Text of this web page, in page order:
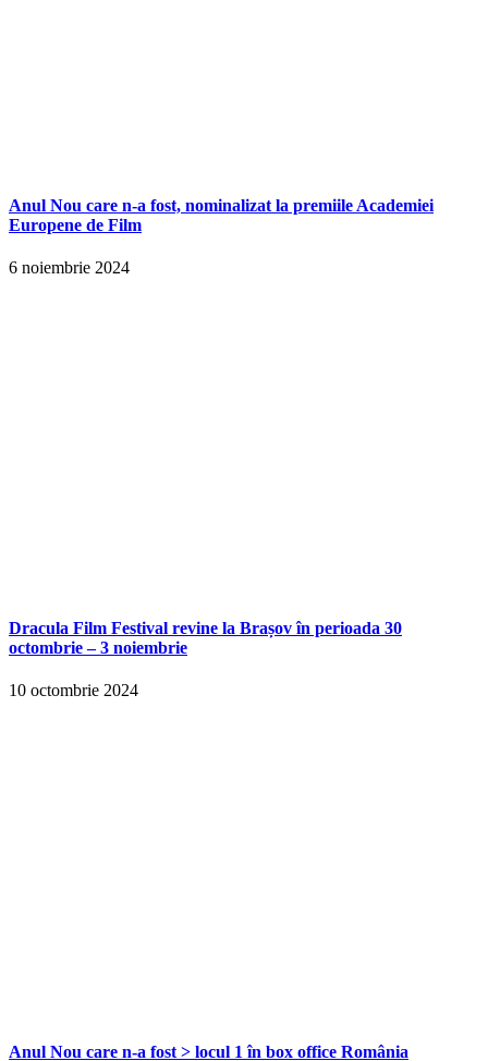
Anul Nou care n-a fost, nominalizat la premiile Academiei
Europene de Film
6 noiembrie 2024
Dracula Film Festival revine la Brașov în perioada 30
octombrie – 3 noiembrie
10 octombrie 2024
Anul Nou care n-a fost > locul 1 în box office România